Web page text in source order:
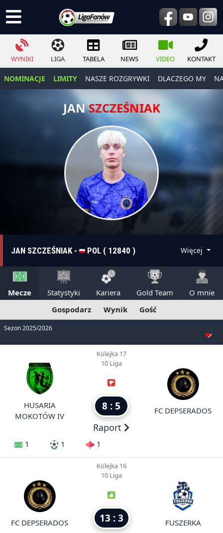
WYNIKI LIGA TABELA NEWS VIDEO KONTAKT
NOMINACJE LIMITY NASZE ROZGRYWKI DLACZEGO MY
JANSZCZEŚNIAK
JAN SZCZEŚNIAK - POL ( 12840 ) Więcej
Mecze Statystyki Kariera Gold Team
O mnie
Gospodarz
Wynik Gość
Sezon 2025/2026
HUSARIA
MOKOTÓW IV
Kolejka 17
10 Liga
8 : 5
Raport
FC DEPSERADOS
1 1 1
FC DEPSERADOS
Kolejka 16
10 Liga
13 : 3 FUSZERKA